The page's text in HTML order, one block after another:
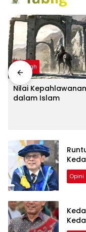
Tabligh
Nilai Kepahlawanan
dalam Islam
Opini